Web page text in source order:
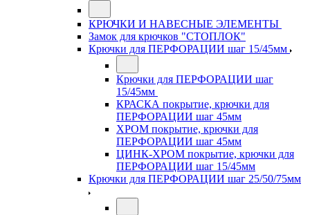
КРЮЧКИ И НАВЕСНЫЕ ЭЛЕМЕНТЫ
Замок для крючков "СТОПЛОК"
Крючки для ПЕРФОРАЦИИ шаг 15/45мм
Крючки для ПЕРФОРАЦИИ шаг
15/45мм
КРАСКА покрытие, крючки для
ПЕРФОРАЦИИ шаг 45мм
ХРОМ покрытие, крючки для
ПЕРФОРАЦИИ шаг 45мм
ЦИНК-ХРОМ покрытие, крючки для
ПЕРФОРАЦИИ шаг 15/45мм
Крючки для ПЕРФОРАЦИИ шаг 25/50/75мм